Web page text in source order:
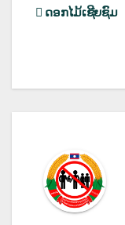
ເມ
ຳ
ບົດຄວາມ
ດອກໄມ້ເຊີຍຊົມ